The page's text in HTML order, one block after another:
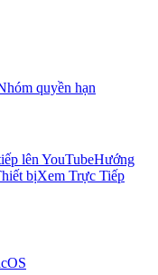
quyền hạn
lên YouTubeHướng
bịXem Trực Tiếp